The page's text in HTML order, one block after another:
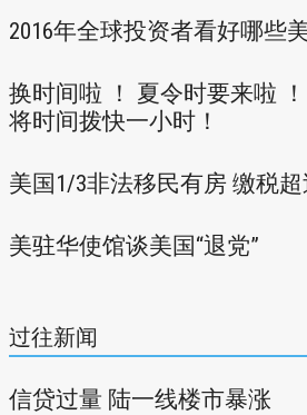
2016年全球投资者看好哪些
换时间啦 ！ 夏令时要来啦
将时间拨快一小时！
美国1/3非法移民有房 缴税
美驻华使馆谈美国“退党”
过往新闻
信贷过量 陆一线楼市暴涨